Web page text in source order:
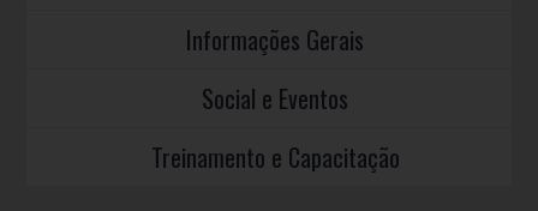
Informações Gerais
Social e Eventos
Treinamento e Capacitação